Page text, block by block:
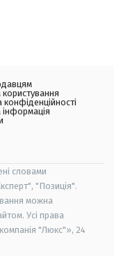
конфіденційності
інформація
словами
"Позиція".
можна
Усі права
"Люкс"», 24